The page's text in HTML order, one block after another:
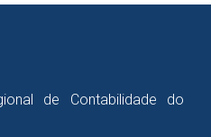
de Contabilidade do